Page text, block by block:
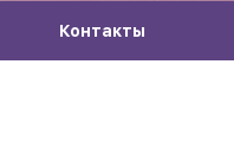
Контакты